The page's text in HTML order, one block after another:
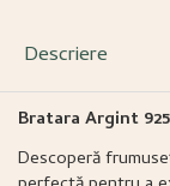
Descriere
Bratara Argint
Descoperă